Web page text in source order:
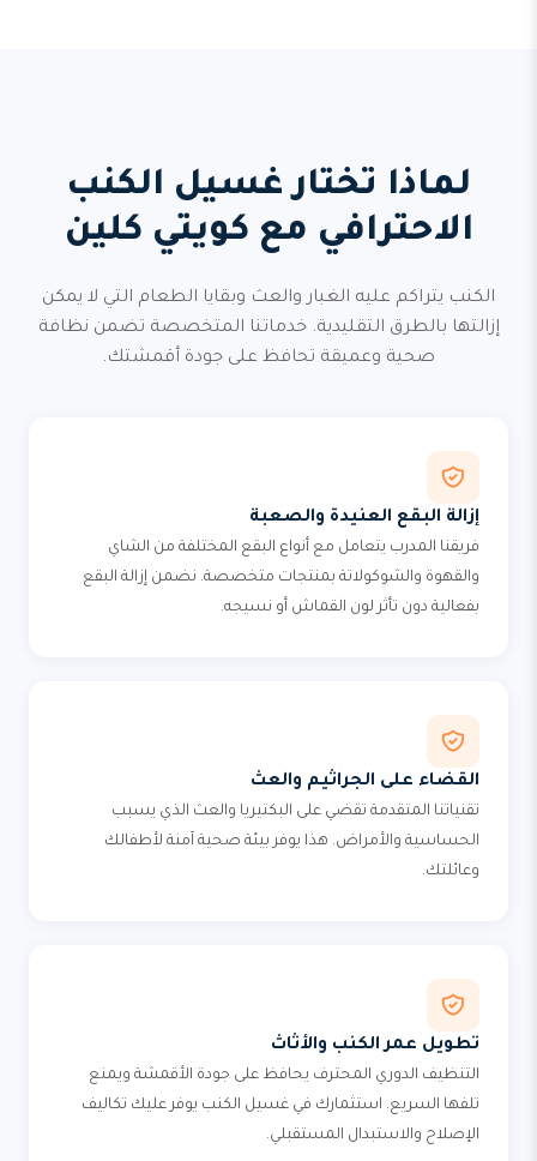
لماذا تختار غسيل الكنب
الاحترافي مع كويتي كلين
الكنب يتراكم عليه الغبار والعث وبقايا الطعام التي لا يمكن
إزالتها بالطرق التقليدية. خدماتنا المتخصصة تضمن نظافة
صحية وعميقة تحافظ على جودة أقمشتك.
إزالة البقع العنيدة والصعبة
فريقنا المدرب يتعامل مع أنواع البقع المختلفة من الشاي
والقهوة والشوكولاتة بمنتجات متخصصة. نضمن إزالة البقع
بفعالية دون تأثر لون القماش أو نسيجه.
القضاء على الجراثيم والعث
تقنياتنا المتقدمة تقضي على البكتيريا والعث الذي يسبب
الحساسية والأمراض. هذا يوفر بيئة صحية آمنة لأطفالك
وعائلتك.
تطويل عمر الكنب والأثاث
التنظيف الدوري المحترف يحافظ على جودة الأقمشة ويمنع
تلفها السريع. استثمارك في غسيل الكنب يوفر عليك تكاليف
الإصلاح والاستبدال المستقبلي.